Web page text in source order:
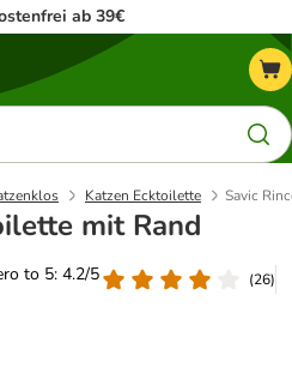
ab 39€
Katzen Ecktoilette Savic
mit Rand
to 5: 4.2/5
(26)